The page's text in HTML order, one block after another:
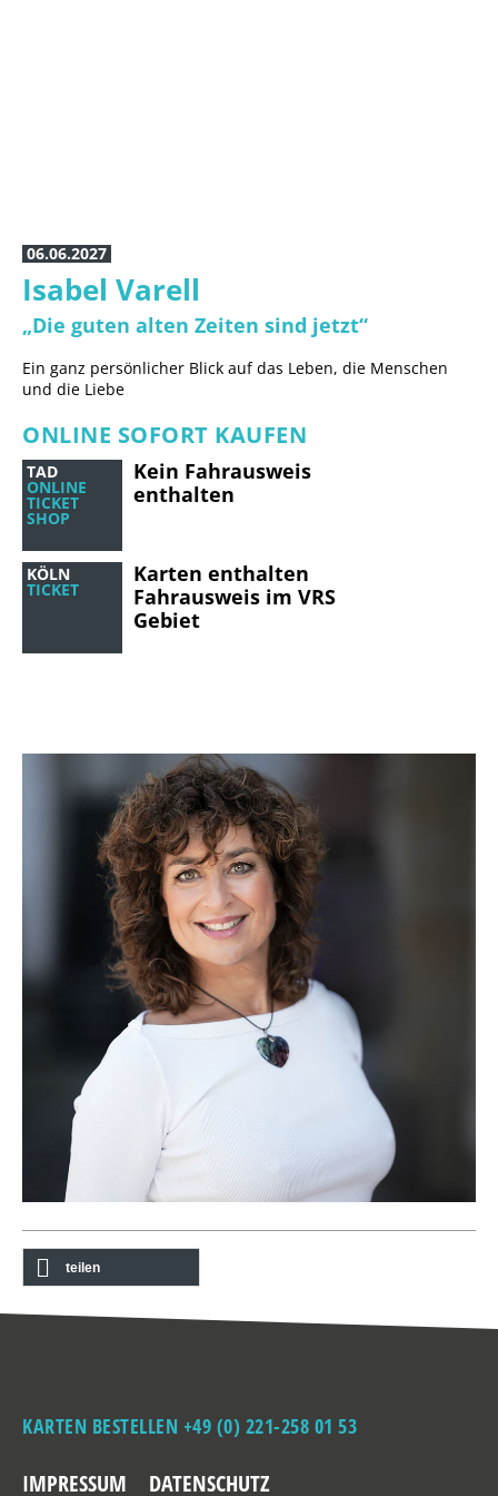
06.06.2027
Isabel Varell
„Die guten alten Zeiten sind jetzt“
Ein ganz persönlicher Blick auf das Leben, die Menschen
und die Liebe
ONLINE SOFORT KAUFEN
TAD
ONLINE
TICKET
SHOP
Kein Fahrausweis
enthalten
KÖLN
TICKET
Karten enthalten
Fahrausweis im VRS
Gebiet
teilen
KARTEN BESTELLEN +49 (0) 221-258 01 53
IMPRESSUM DATENSCHUTZ